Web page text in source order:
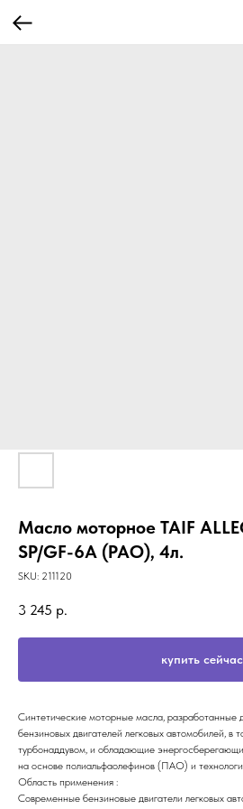
Масло моторное TAIF
SP/GF-6A (PAO), 4л.
SKU: 211120
3 245 р.
купить сейчас
Синтетические моторные масла, разработанные
бензиновых двигателей легковых автомобилей, в
турбонаддувом, и обладающие
на основе полиальфаолефинов (ПАО) и
Область применения :
Современные бензиновые двигатели легковых